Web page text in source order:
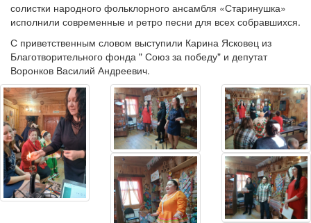
солистки народного фольклорного ансамбля «Старинушка»
исполнили современные и ретро песни для всех собравшихся.
С приветственным словом выступили Карина Ясковец из
Благотворительного фонда " Союз за победу" и депутат
Воронков Василий Андреевич.